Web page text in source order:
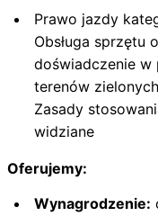
Prawo jazdy
Obsługa sprzętu
doświadczenie w
terenów
Zasady
widziane
Oferujemy:
Wynagrodzenie: